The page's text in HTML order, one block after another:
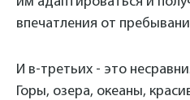
впечатления от
И в-третьих - это
Горы, озера, океаны,